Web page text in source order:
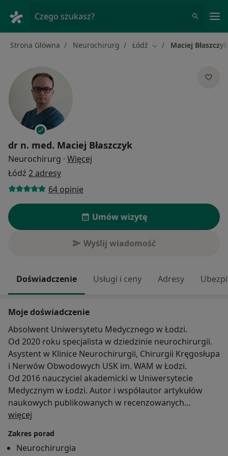
Czego szukasz?
Strona Główna Neurochirurg Łódź Zmień miasto
Maciej Błaszczyk
dr n. med. Maciej Błaszczyk
Neurochirurg · Więcej
Łódź 2 adresy
64 opinie
Umów wizytę
Wyślij wiadomość
Doświadczenie Usługi i ceny Adresy
Moje doświadczenie
Absolwent Uniwersytetu Medycznego w Łodzi.
Od 2020 roku specjalista w dziedzinie neurochirurgii.
Asystent w Klinice Neurochirurgii, Chirurgii Kręgosłupa
i Nerwów Obwodowych USK im. WAM w Łodzi.
Od 2016 nauczyciel akademicki w Uniwersytecie
Medycznym w Łodzi. Autor i współautor artykułów
naukowych publikowanych w recenzowanych
krajowych i zagranicznych czasopismach.
konferencji naukowych oraz kursów doskonalących
między innymi w Czechach, Turcji i Niemczech.
więcej
Zakres porad
Neurochirurgia